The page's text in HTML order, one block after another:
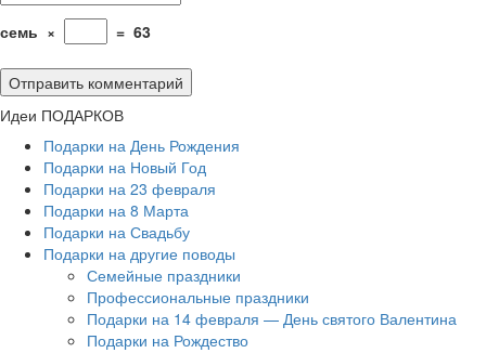
семь × = 63
Идеи ПОДАРКОВ
Подарки на День Рождения
Подарки на Новый Год
Подарки на 23 февраля
Подарки на 8 Марта
Подарки на Свадьбу
Подарки на другие поводы
Семейные праздники
Профессиональные праздники
Подарки на 14 февраля — День святого Валентина
Подарки на Рождество